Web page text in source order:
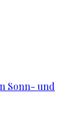
Sonn- und